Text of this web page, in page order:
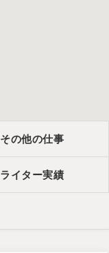
その他の仕事
ライター実績